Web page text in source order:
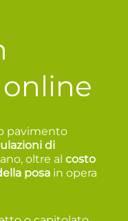
pavimento
di
oltre alcosto
posa in opera